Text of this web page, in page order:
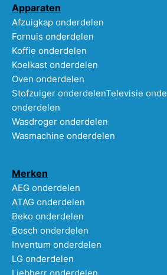
Apparaten
Afzuigkap onderdelen
Fornuis onderdelen
Koffie onderdelen
Koelkast onderdelen
Oven onderdelen
Stofzuiger onderdelenTelevisie
onderdelen
Wasdroger onderdelen
Wasmachine onderdelen
Merken
AEG onderdelen
ATAG onderdelen
Beko onderdelen
Bosch onderdelen
Inventum onderdelen
LG onderdelen